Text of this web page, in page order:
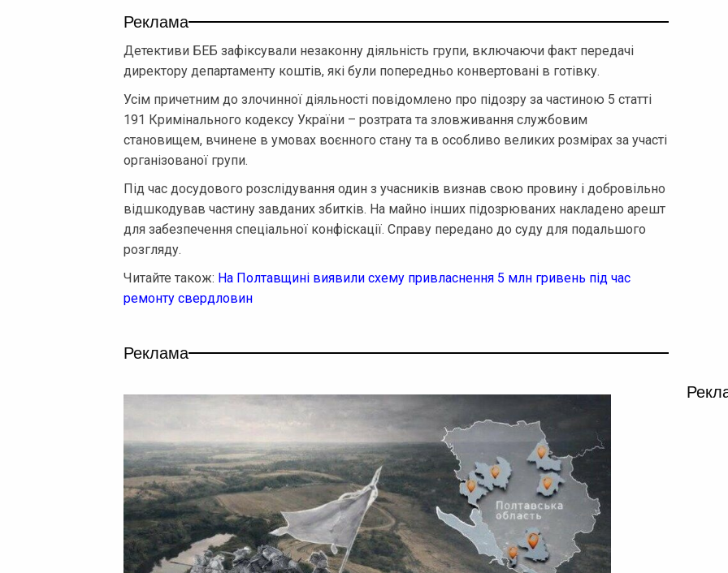
Реклама
Детективи БЕБ зафіксували незаконну діяльність групи, включаючи факт передачі
директору департаменту коштів, які були попередньо конвертовані в готівку.
Усім причетним до злочинної діяльності повідомлено про підозру за частиною 5 статті
191 Кримінального кодексу України – розтрата та зловживання службовим
становищем, вчинене в умовах воєнного стану та в особливо великих розмірах за участі
організованої групи.
Під час досудового розслідування один з учасників визнав свою провину і добровільно
відшкодував частину завданих збитків. На майно інших підозрюваних накладено арешт
для забезпечення спеціальної конфіскації. Справу передано до суду для подальшого
розгляду.
Читайте також: На Полтавщині виявили схему привласнення 5 млн гривень під час
ремонту свердловин
Реклама